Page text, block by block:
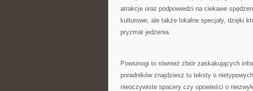
atrakcje oraz podpowiedzi na ciekawe
kulturowe, ale także lokalne specjały, dzięki
pryzmat jedzenia.
Powsinogi to również zbiór zaskakujących
poradników znajdziesz tu teksty o
nieoczywiste spacery czy opowieści o